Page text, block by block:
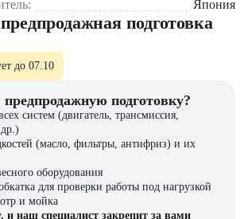
цеха
комплексы
Nissan UHS 141?
компактных габаритов и высокой
для работы в стесненных условиях
электропривод
для оператора
от бренда Nissan
Nissan UHS 141 в компании "ЦТО"
Япония
подготовка
до 07.10
подготовку?
систем (двигатель, трансмиссия,
(масло, фильтры, антифриз) и их
оборудования
для проверки работы под нагрузкой
и мойка
и наш специалист закрепит за вами